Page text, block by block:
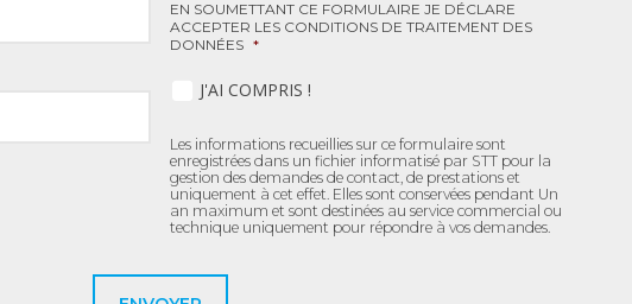
EN SOUMETTANT CE FORMULAIRE JE DÉCLARE
ACCEPTER LES CONDITIONS DE TRAITEMENT DES
DONNÉES *
J'AI COMPRIS !
Les informations recueillies sur ce formulaire sont
enregistrées dans un fichier informatisé par STT pour la
gestion des demandes de contact, de prestations et
uniquement à cet effet. Elles sont conservées pendant Un
an maximum et sont destinées au service commercial ou
technique uniquement pour répondre à vos demandes.